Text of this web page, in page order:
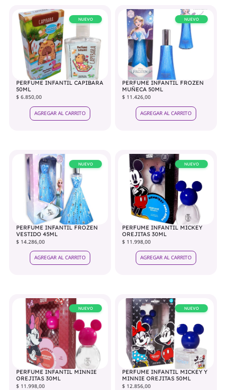
NUEVO
PERFUME INFANTIL CAPIBARA
50ML
$ 6.850,00
AGREGAR AL CARRITO
NUEVO
PERFUME INFANTIL FROZEN
MUÑECA 50ML
$ 11.426,00
AGREGAR AL CARRITO
NUEVO
PERFUME INFANTIL FROZEN
VESTIDO 45ML
$ 14.286,00
AGREGAR AL CARRITO
NUEVO
PERFUME INFANTIL MICKEY
OREJITAS 30ML
$ 11.998,00
AGREGAR AL CARRITO
NUEVO
PERFUME INFANTIL MINNIE
OREJITAS 30ML
$ 11.998,00
NUEVO
PERFUME INFANTIL MICKEY Y
MINNIE OREJITAS 50ML
$ 12.856,00